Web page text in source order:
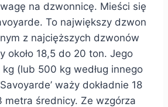
na dzwonnicę. Mieści się
To największy dzwon
z najcięższych dzwonów
około 18,5 do 20 ton. Jego
(lub 500 kg według innego
waży dokładnie 18
metra średnicy. Ze wzgórza